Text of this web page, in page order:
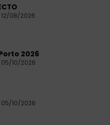
08/2026
2026
10/2026
10/2026